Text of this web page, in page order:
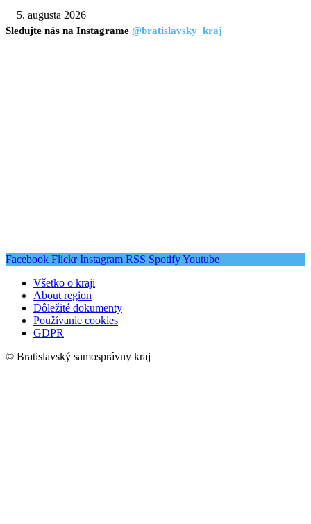
5. augusta 2026
Sledujte nás na Instagrame @bratislavsky_kraj
Facebook Flickr Instagram RSS SpotifyYoutube
Všetko o kraji
About region
Dôležité dokumenty
Používanie cookies
GDPR
© Bratislavský samosprávny kraj